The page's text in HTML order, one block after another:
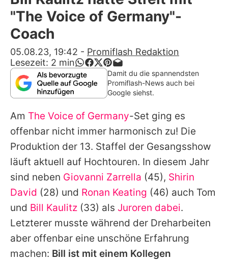
Alle Themen auf Promiflash
App runterladen
Team
Redaktionelle Richtlinien
Impressum
Datenschutzerklärung
Nutzungsbedingungen
Utiq verwalten
"The Voice of Germany"-
Coach
05.08.23, 19:42 - Promiflash Redaktion
Lesezeit: 2 min
Damit du die spannendsten
Promiflash-News auch bei
Google siehst.
Am The Voice of Germany-Set ging es
offenbar nicht immer harmonisch zu! Die
Produktion der 13. Staffel der Gesangsshow
läuft aktuell auf Hochtouren. In diesem Jahr
sind neben Giovanni Zarrella (45), Shirin
David (28) und Ronan Keating (46) auch Tom
und Bill Kaulitz (33) als Juroren dabei.
Letzterer musste während der Dreharbeiten
aber offenbar eine unschöne Erfahrung
machen: Bill ist mit einem Kollegen